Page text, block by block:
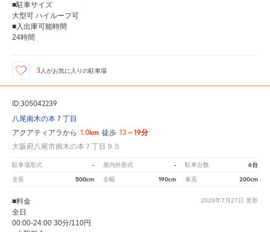
■駐車サイズ
大型可 ハイルーフ可
■入出庫可能時間
24時間
3人がお気に入りの駐車場
ID:305042239
八尾南木の本７丁目
アクアティアラから 1.0km 徒歩 13～19分
大阪府八尾市南木の本７丁目９５
駐車場形式 - 屋内外形式 - 駐車台数 6台
全長 500cm 全幅 190cm 車高 200cm
2026年7月27日 更新
■料金
全日
00:00-24:00 30分/110円